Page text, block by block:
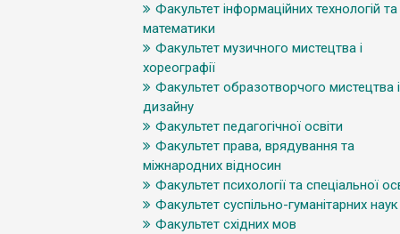
Факультет інформаційних технологій та
математики
Факультет музичного мистецтва і
хореографії
Факультет образотворчого мистецтва і
дизайну
Факультет педагогічної освіти
Факультет права, врядування та
міжнародних відносин
Факультет психології та спеціальної
Факультет суспільно-гуманітарних наук
Факультет східних мов